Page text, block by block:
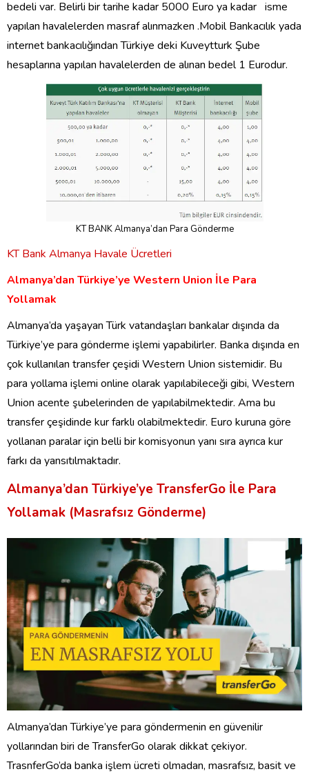
bedeli var. Belirli bir tarihe kadar 5000 Euro ya kadar isme
yapılan havalelerden masraf alınmazken .Mobil Bankacılık yada
internet bankacılığından Türkiye deki Kuveytturk Şube
hesaplarına yapılan havalelerden de alınan bedel 1 Eurodur.
KT BANK Almanya’dan Para Gönderme
KT Bank Almanya Havale Ücretleri
Almanya’dan Türkiye’ye Western Union İle Para
Yollamak
Almanya’da yaşayan Türk vatandaşları bankalar dışında da
Türkiye’ye para gönderme işlemi yapabilirler. Banka dışında en
çok kullanılan transfer çeşidi Western Union sistemidir. Bu
para yollama işlemi online olarak yapılabileceği gibi, Western
Union acente şubelerinden de yapılabilmektedir. Ama bu
transfer çeşidinde kur farklı olabilmektedir. Euro kuruna göre
yollanan paralar için belli bir komisyonun yanı sıra ayrıca kur
farkı da yansıtılmaktadır.
Almanya’dan Türkiye’ye TransferGo İle Para
Yollamak (Masrafsız Gönderme)
Almanya’dan Türkiye’ye para göndermenin en güvenilir
yollarından biri de TransferGo olarak dikkat çekiyor.
TrasnferGo’da banka işlem ücreti olmadan, masrafsız, basit ve